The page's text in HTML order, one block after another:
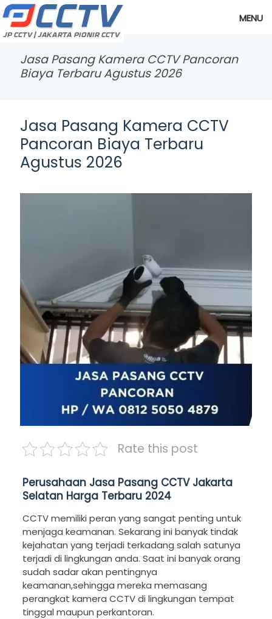
MENU
Jasa Pasang Kamera CCTV Pancoran
Biaya Terbaru Agustus 2026
Jasa Pasang Kamera CCTV
Pancoran Biaya Terbaru
Agustus 2026
Rate this post
Perusahaan Jasa Pasang CCTV Jakarta
Selatan Harga Terbaru 2024
CCTV memiliki peran yang sangat penting untuk
menjaga keamanan. Sekarang ini banyak tindak
kejahatan yang terjadi terkadang salah satunya
terjadi di lingkungan anda. Saat ini banyak orang
sudah sadar akan pentingnya
keamanan,sehingga mereka memasang
perangkat kamera CCTV di lingkungan tempat
tinggal maupun perkantoran.